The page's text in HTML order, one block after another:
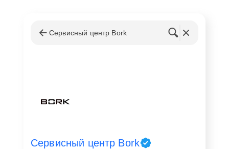
Сервисный центр Bork
Сервисный центр Bork